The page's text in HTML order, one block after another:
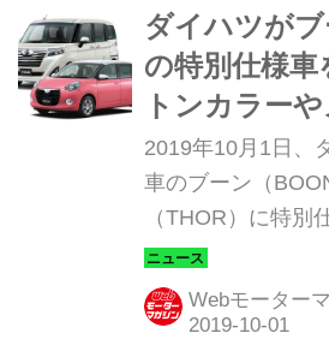
ダイハツが
の特別仕様車
トンカラー
ツで加飾
2019年10月1日、
車のブーン（
（THOR）に特別
売した。
Webモーター